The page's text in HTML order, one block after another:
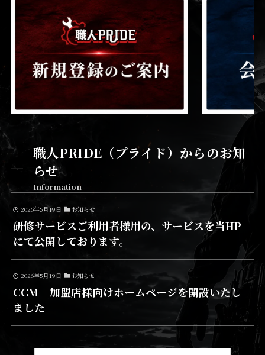
職人PRIDE（プライド）からのお知
らせ
Information
2026年5月19日 お知らせ
研修サービスご利用者様用の、サービスを当HP
にて公開しております。
2026年5月19日 お知らせ
CCM 加盟店様向けホームページを開設いたし
ました